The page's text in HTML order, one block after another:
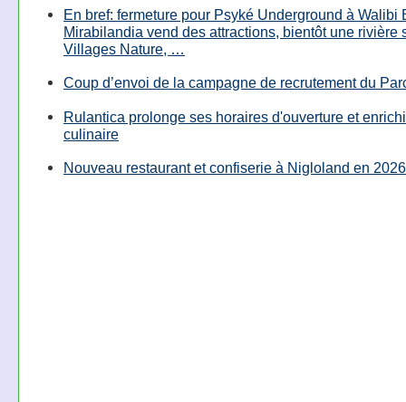
En bref: fermeture pour Psyké Underground à Walibi
Mirabilandia vend des attractions, bientôt une rivière
Villages Nature, …
Coup d’envoi de la campagne de recrutement du
Rulantica prolonge ses horaires d'ouverture et
culinaire
Nouveau restaurant et confiserie à Nigloland en 2026